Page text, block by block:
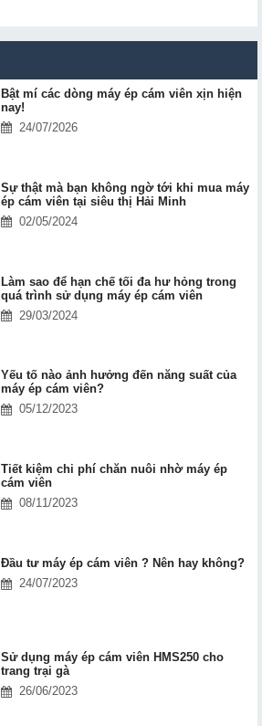
Bật mí các dòng máy ép cám viên xịn hiện
nay!
24/07/2026
Sự thật mà bạn không ngờ tới khi mua máy
ép cám viên tại siêu thị Hải Minh
02/05/2024
Làm sao để hạn chế tối đa hư hỏng trong
quá trình sử dụng máy ép cám viên
29/03/2024
Yếu tố nào ảnh hưởng đến năng suất của
máy ép cám viên?
05/12/2023
Tiết kiệm chi phí chăn nuôi nhờ máy ép
cám viên
08/11/2023
Đầu tư máy ép cám viên ? Nên hay không?
24/07/2023
Sử dụng máy ép cám viên HMS250 cho
trang trại gà
26/06/2023